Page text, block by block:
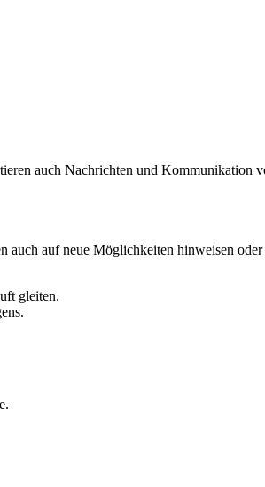
auch Nachrichten und Kommunikation
auf neue Möglichkeiten hinweisen oder
gleiten.